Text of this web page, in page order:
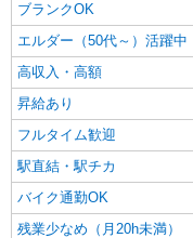
ブランクOK
エルダー（50代～）活躍中
高収入・高額
昇給あり
フルタイム歓迎
駅直結・駅チカ
バイク通勤OK
残業少なめ（月20h未満）